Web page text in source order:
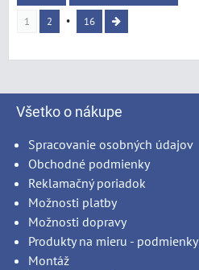
1 2 16
Všetko o nákupe
Spracovanie osobných údajov
Obchodné podmienky
Reklamačný poriadok
Možnosti platby
Možnosti dopravy
Produkty na mieru - podmienky
Montáž